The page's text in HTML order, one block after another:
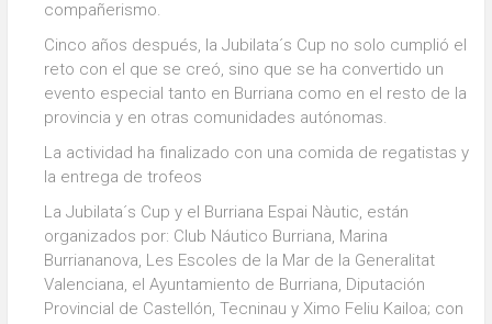
compañerismo.
Cinco años después, la Jubilata´s Cup no solo cumplió el
reto con el que se creó, sino que se ha convertido un
evento especial tanto en Burriana como en el resto de la
provincia y en otras comunidades autónomas.
La actividad ha finalizado con una comida de regatistas y
la entrega de trofeos
La Jubilata´s Cup y el Burriana Espai Nàutic, están
organizados por: Club Náutico Burriana, Marina
Burriananova, Les Escoles de la Mar de la Generalitat
Valenciana, el Ayuntamiento de Burriana, Diputación
Provincial de Castellón, Tecninau y Ximo Feliu Kailoa; con